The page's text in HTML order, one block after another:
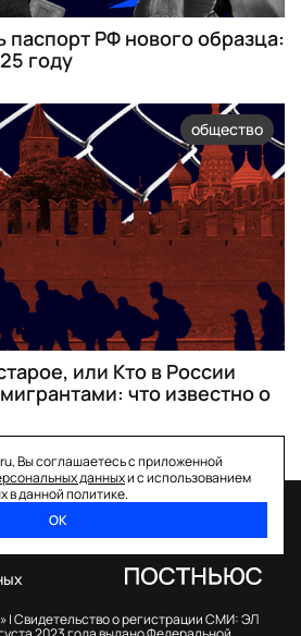
РФ нового образца:
году
общество
или Кто в России
что известно о
Вы соглашаетесь с приложенной
данныхи с использованием
в данной политике.
ОК
|Свидетельство о регистрации СМИ: ЭЛ